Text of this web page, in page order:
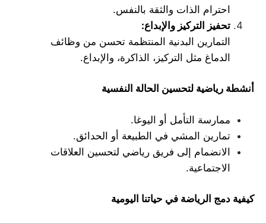
احترام الذات والثقة بالنفس.
تحفيز التركيز والإبداع:
التمارين البدنية المنتظمة تحسن من وظائف
الدماغ مثل التركيز، الذاكرة، والإبداع.
أنشطة رياضية لتحسين الحالة النفسية
ممارسة التأمل أو اليوغا.
تمارين المشي في الطبيعة أو الحدائق.
الانضمام إلى فريق رياضي لتحسين العلاقات
الاجتماعية.
كيفية دمج الرياضة في حياتنا اليومية